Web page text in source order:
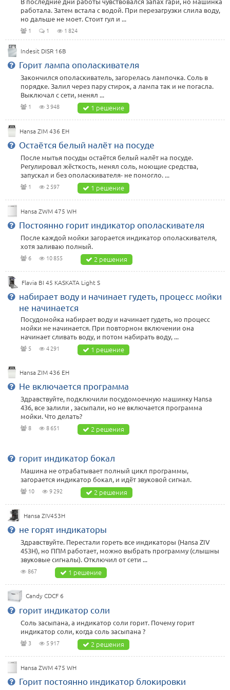
работала. Затем встала с водой. При перезагрузки слила воду,
но дальше не моет. Стоит гул и ...
1 1 1 824
Indesit DISR 16B
Горит лампа ополаскивателя
Закончился ополаскиватель, загорелась лампочка. Соль в
порядке. Залил через пару стирок, а лампа так и не погасла.
Выключал с сети, менял ...
1 3 948 1 решение
Hansa ZIM 436 EH
Остаётся белый налёт на посуде
После мытья посуды остаётся белый налёт на посуде.
Регулировал жёсткость, менял соль, моющие средства,
запускал и без ополаскивателя- не помогло. ...
1 2 597 1 решение
Hansa ZWM 475 WH
Постоянно горит индикатор ополаскивателя
После каждой мойки загорается индикатор ополаскивателя,
хотя заливаю полный.
6 10 855 2 решения
Flavia BI 45 KASKATA Light S
набирает воду и начинает гудеть, процесс мойки
не начинается
Посудомойка набирает воду и начинает гудеть, но процесс
мойки не начинается. При повторном включении она
начинает сливать воду, и потом набирать воду, ...
5 4 291 1 решение
Hansa ZIM 436 EH
Не включается программа
Здравствуйте, подключили посудомоечную машинку Hansa
436, все залили , засыпали, но не включается программа
мойки. Что делать?
8 8 651 2 решения
горит индикатор бокал
Машина не отрабатывает полный цикл программы,
загорается индикатор бокал, и идёт звуковой сигнал.
10 9 292 2 решения
Hansa ZIV453H
не горят индикаторы
Здравствуйте. Перестали гореть все индикаторы (Hansa ZIV
453H), но ППМ работает, можно выбрать программу (слышны
звуковые сигналы). Отключил от сети ...
867 1 решение
Candy CDCF 6
горит индикатор соли
Соль засыпана, а индикатор соли горит. Почему горит
индикатор соли, когда соль засыпана ?
3 5 917 2 решения
Hansa ZWM 475 WH
Горит постоянно индикатор блокировки